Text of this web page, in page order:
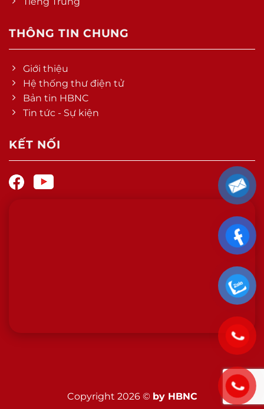
THÔNG TIN CHUNG
Giới thiệu
Hệ thống thư điện tử
Bản tin HBNC
Tin tức - Sự kiện
KẾT NỐI
Copyright 2026 © by HBNC